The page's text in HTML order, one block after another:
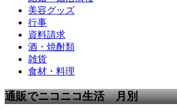
美容グッズ
行事
資料請求
酒・焼酎類
雑貨
食材・料理
通販でニコニコ生活 月別